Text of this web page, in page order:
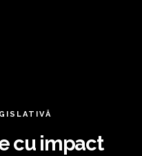
cu impact